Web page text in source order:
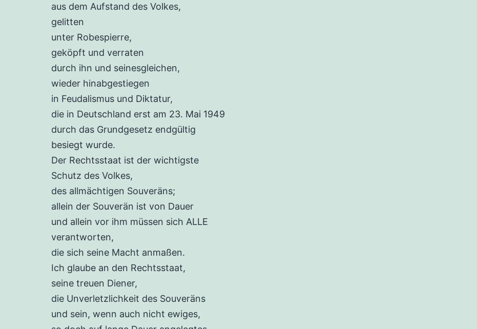
aus dem Aufstand des Volkes,
gelitten
unter Robespierre,
geköpft und verraten
durch ihn und seinesgleichen,
wieder hinabgestiegen
in Feudalismus und Diktatur,
die in Deutschland erst am 23. Mai 1949
durch das Grundgesetz endgültig
besiegt wurde.
Der Rechtsstaat ist der wichtigste
Schutz des Volkes,
des allmächtigen Souveräns;
allein der Souverän ist von Dauer
und allein vor ihm müssen sich ALLE
verantworten,
die sich seine Macht anmaßen.
Ich glaube an den Rechtsstaat,
seine treuen Diener,
die Unverletzlichkeit des Souveräns
und sein, wenn auch nicht ewiges,